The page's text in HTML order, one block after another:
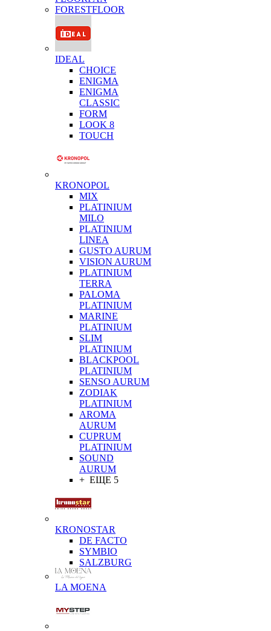
FORESTFLOOR
IDEAL
CHOICE
ENIGMA
ENIGMA
CLASSIC
FORM
LOOK 8
TOUCH
KRONOPOL
MIX
PLATINIUM
MILO
PLATINIUM
LINEA
GUSTO AURUM
VISION AURUM
PLATINIUM
TERRA
PALOMA
PLATINIUM
MARINE
PLATINIUM
SLIM
PLATINIUM
BLACKPOOL
PLATINIUM
SENSO AURUM
ZODIAK
PLATINIUM
AROMA
AURUM
CUPRUM
PLATINIUM
SOUND
AURUM
+ ЕЩЕ 5
KRONOSTAR
DE FACTO
SYMBIO
SALZBURG
LA MOENA